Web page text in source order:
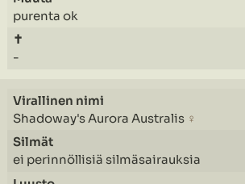
purenta ok
-
Shadoway's Aurora Australis ♀
ei perinnöllisiä silmäsairauksia